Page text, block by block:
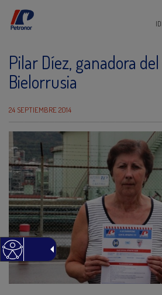
Pilar Díez, ganadora
Bielorrusia
24 SEPTIEMBRE 2014